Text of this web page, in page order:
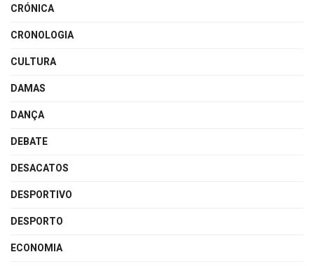
CRÓNICA
CRONOLOGIA
CULTURA
DAMAS
DANÇA
DEBATE
DESACATOS
DESPORTIVO
DESPORTO
ECONOMIA